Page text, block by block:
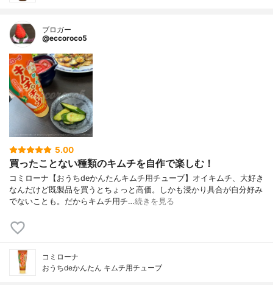
ブロガー
@eccoroco5
5.00
買ったことない種類のキムチを自作で楽しむ！
コミローナ【おうちdeかんたんキムチ用チューブ】オイキムチ、大好き
なんだけど既製品を買うとちょっと高価。しかも浸かり具合が自分好み
でないことも。だからキムチ用チ…続きを見る
コミローナ
おうちdeかんたん キムチ用チューブ